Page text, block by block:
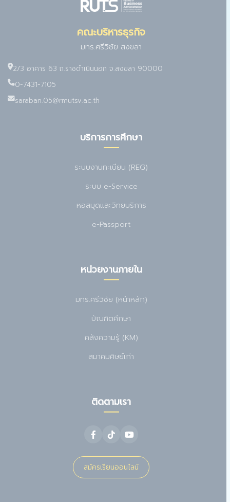
คณะบริหารธุรกิจ
มทร.ศรีวิชัย สงขลา
2/3 อาคาร 63 ถ.ราชดำเนินนอก จ.สงขลา 90000
0-7431-7105
saraban.05@rmutsv.ac.th
บริการการศึกษา
ระบบงานทะเบียน (REG)
ระบบ e-Service
หอสมุดและวิทยบริการ
e-Passport
หน่วยงานภายใน
มทร.ศรีวิชัย (หน้าหลัก)
บัณฑิตศึกษา
คลังความรู้ (KM)
สมาคมศิษย์เก่า
ติดตามเรา
สมัครเรียนออนไลน์